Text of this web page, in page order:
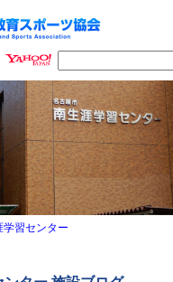
学習センター